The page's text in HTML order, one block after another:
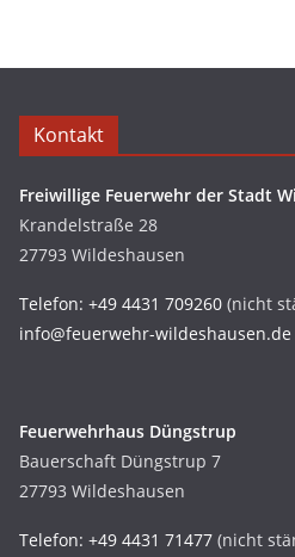
Kontakt
Freiwillige Feuerwehr der Stadt
Krandelstraße 28
27793 Wildeshausen
Telefon: +49 4431 709260 (nicht
info@feuerwehr-wildeshausen.de
Feuerwehrhaus Düngstrup
Bauerschaft Düngstrup 7
27793 Wildeshausen
Telefon: +49 4431 71477 (nicht